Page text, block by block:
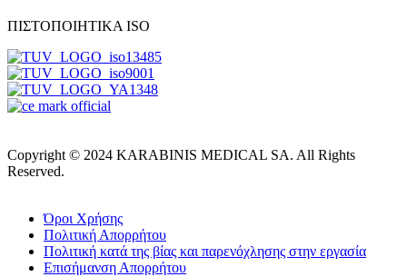
ΠΙΣΤΟΠΟΙΗΤΙΚΑ ISO
Copyright © 2024 KARABINIS MEDICAL SA. All Rights
Reserved.
Όροι Χρήσης
Πολιτική Απορρήτου
Πολιτική κατά της βίας και παρενόχλησης στην εργασία
Επισήμανση Απορρήτου